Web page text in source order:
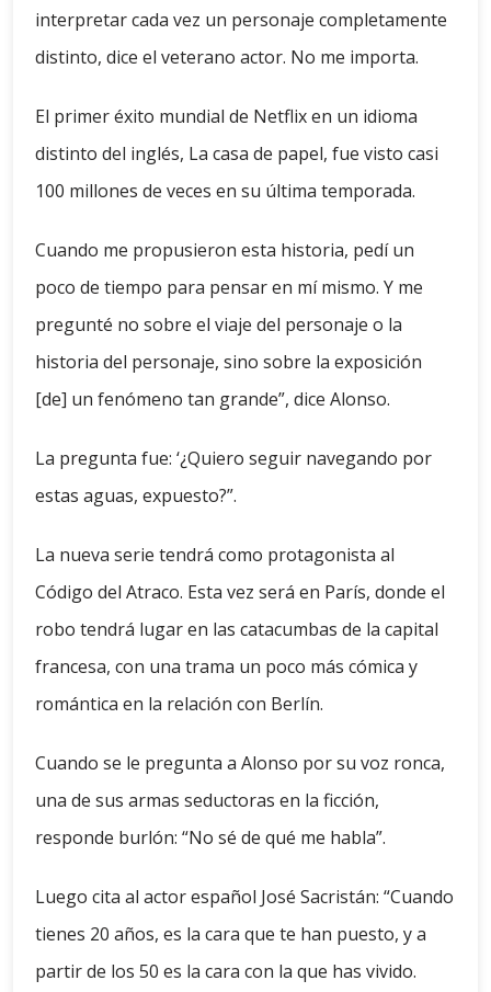
interpretar cada vez un personaje completamente
distinto, dice el veterano actor. No me importa.
El primer éxito mundial de Netflix en un idioma
distinto del inglés, La casa de papel, fue visto casi
100 millones de veces en su última temporada.
Cuando me propusieron esta historia, pedí un
poco de tiempo para pensar en mí mismo. Y me
pregunté no sobre el viaje del personaje o la
historia del personaje, sino sobre la exposición
[de] un fenómeno tan grande”, dice Alonso.
La pregunta fue: ‘¿Quiero seguir navegando por
estas aguas, expuesto?”.
La nueva serie tendrá como protagonista al
Código del Atraco. Esta vez será en París, donde el
robo tendrá lugar en las catacumbas de la capital
francesa, con una trama un poco más cómica y
romántica en la relación con Berlín.
Cuando se le pregunta a Alonso por su voz ronca,
una de sus armas seductoras en la ficción,
responde burlón: “No sé de qué me habla”.
Luego cita al actor español José Sacristán: “Cuando
tienes 20 años, es la cara que te han puesto, y a
partir de los 50 es la cara con la que has vivido.